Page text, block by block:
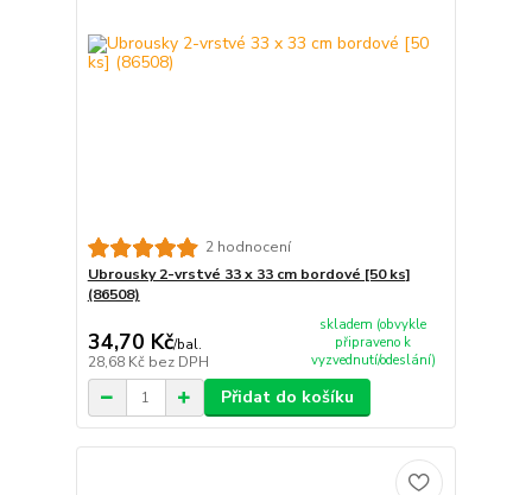
2 hodnocení
Ubrousky 2-vrstvé 33 x 33 cm bordové [50 ks]
(86508)
34,70 Kč/bal.
28,68 Kč bez DPH
skladem (obvykle
připraveno k
vyzvednutí/odeslání)
Přidat do košíku